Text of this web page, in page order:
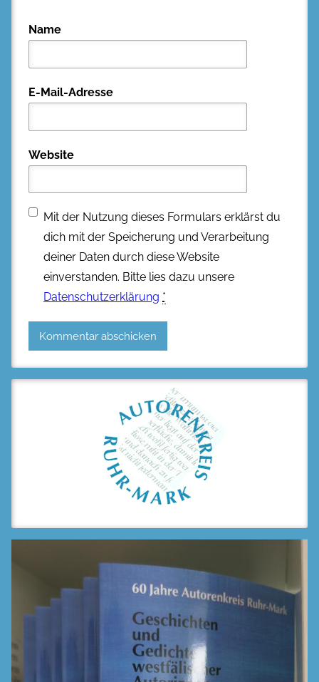
Name
E-Mail-Adresse
Website
Mit der Nutzung dieses Formulars erklärst du
dich mit der Speicherung und Verarbeitung
deiner Daten durch diese Website
einverstanden. Bitte lies dazu unsere
Datenschutzerklärung *